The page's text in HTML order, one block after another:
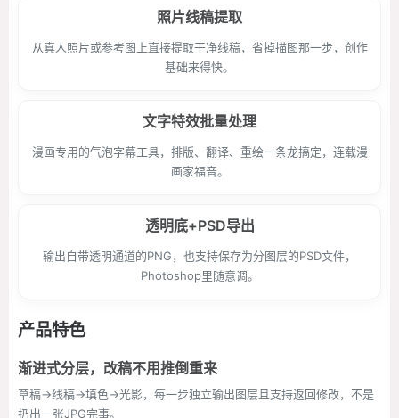
照片线稿提取
从真人照片或参考图上直接提取干净线稿，省掉描图那一步，创作
基础来得快。
文字特效批量处理
漫画专用的气泡字幕工具，排版、翻译、重绘一条龙搞定，连载漫
画家福音。
透明底+PSD导出
输出自带透明通道的PNG，也支持保存为分图层的PSD文件，
Photoshop里随意调。
产品特色
渐进式分层，改稿不用推倒重来
草稿→线稿→填色→光影，每一步独立输出图层且支持返回修改，不是
扔出一张JPG完事。